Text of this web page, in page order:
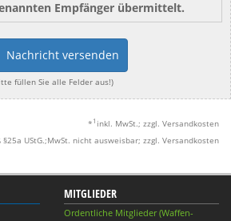
Empfänger übermittelt.
versenden
füllen Sie alle Felder aus!)
* 1 inkl. MwSt.; zzgl. Versandkosten
UStG.;MwSt. nicht ausweisbar; zzgl. Versandkosten
MITGLIEDER
Ordentliche Mitglieder (Waffen-